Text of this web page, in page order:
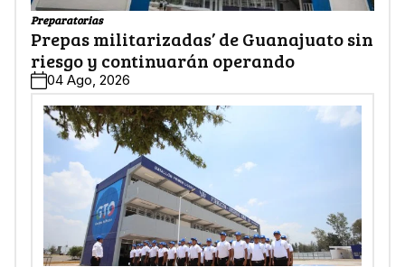
Preparatorias
Prepas militarizadas’ de Guanajuato sin
riesgo y continuarán operando
04 Ago, 2026